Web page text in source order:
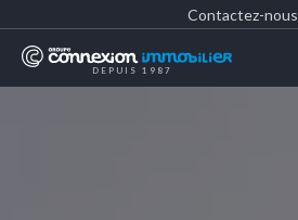
DEPUIS 1987
Contactez-nous